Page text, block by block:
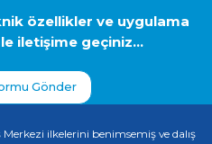
olmalı.
özellikler ve uygulama
iletişime geçiniz...
Gönder
ilkelerini benimsemiş ve dalış